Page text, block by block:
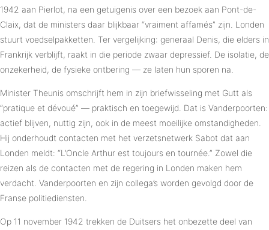
1942 aan Pierlot, na een getuigenis over een bezoek aan Pont-de-
Claix, dat de ministers daar blijkbaar “vraiment affamés” zijn. Londen
stuurt voedselpakketten. Ter vergelijking: generaal Denis, die elders in
Frankrijk verblijft, raakt in die periode zwaar depressief. De isolatie, de
onzekerheid, de fysieke ontbering — ze laten hun sporen na.
Minister Theunis omschrijft hem in zijn briefwisseling met Gutt als
“pratique et dévoué” — praktisch en toegewijd. Dat is Vanderpoorten:
actief blijven, nuttig zijn, ook in de meest moeilijke omstandigheden.
Hij onderhoudt contacten met het verzetsnetwerk Sabot dat aan
Londen meldt: “L’Oncle Arthur est toujours en tournée.” Zowel die
reizen als de contacten met de regering in Londen maken hem
verdacht. Vanderpoorten en zijn collega’s worden gevolgd door de
Franse politiediensten.
Op 11 november 1942 trekken de Duitsers het onbezette deel van